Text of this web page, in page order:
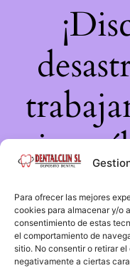
Para ofrecer las mejores
cookies para almacenar y/o
consentimiento de estas
el comportamiento de
sitio. No consentir o retirar
negativamente a ciertas